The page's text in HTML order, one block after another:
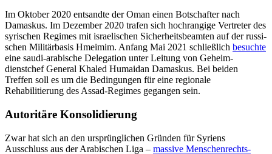
Im Oktober 2020 entsandte der Oman einen Botschafter nach
Damaskus. Im De­zember 2020 trafen sich hochrangige Ver­treter des
syrischen Regimes mit israe­lischen Sicherheitsbeamten auf der russi­
schen Militärbasis Hmeimim. Anfang Mai 2021 schließlich besuchte
eine saudi-ara­bische Delegation unter Leitung von Geheim­
dienstchef General Khaled Humaidan Damaskus. Bei beiden
Treffen soll es um die Bedingungen für eine regionale
Rehabilitierung des Assad-Regimes gegangen sein.
Autoritäre Konsolidierung
Zwar hat sich an den ursprünglichen Grün­den für Syriens
Ausschluss aus der Ara­bischen Liga – massive Menschenrechts­